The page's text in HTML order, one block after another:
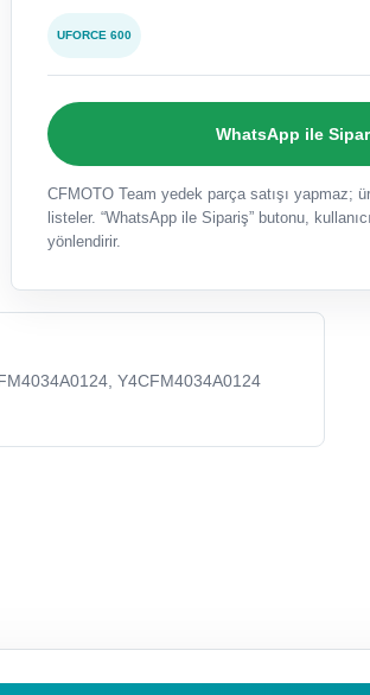
UFORCE 600
WhatsApp ile
CFMOTO Team yedek parça satışı yapmaz;
listeler. “WhatsApp ile Sipariş” butonu,
yönlendirir.
Y4CFM4034A0124